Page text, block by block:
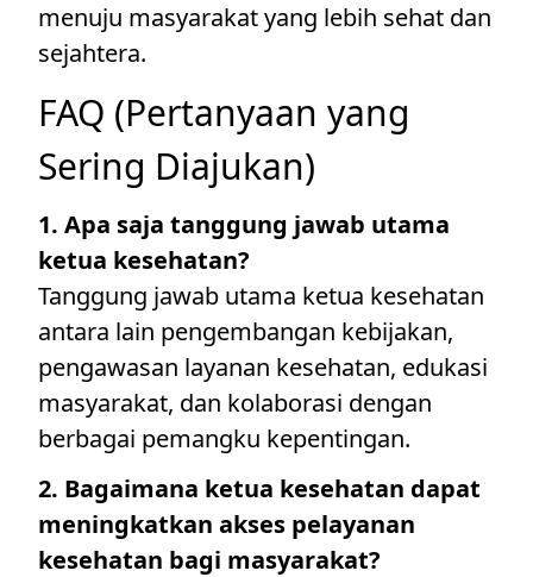
menuju masyarakat yang lebih sehat dan
sejahtera.
FAQ (Pertanyaan yang
Sering Diajukan)
1. Apa saja tanggung jawab utama
ketua kesehatan?
Tanggung jawab utama ketua kesehatan
antara lain pengembangan kebijakan,
pengawasan layanan kesehatan, edukasi
masyarakat, dan kolaborasi dengan
berbagai pemangku kepentingan.
2. Bagaimana ketua kesehatan dapat
meningkatkan akses pelayanan
kesehatan bagi masyarakat?